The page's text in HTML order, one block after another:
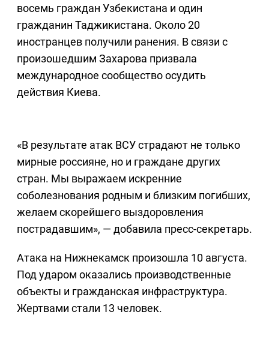
восемь граждан Узбекистана и один
гражданин Таджикистана. Около 20
иностранцев получили ранения. В связи с
произошедшим Захарова призвала
международное сообщество осудить
действия Киева.
«В результате атак ВСУ страдают не только
мирные россияне, но и граждане других
стран. Мы выражаем искренние
соболезнования родным и близким погибших,
желаем скорейшего выздоровления
пострадавшим», — добавила пресс-секретарь.
Атака на Нижнекамск произошла 10 августа.
Под ударом оказались производственные
объекты и гражданская инфраструктура.
Жертвами стали 13 человек.